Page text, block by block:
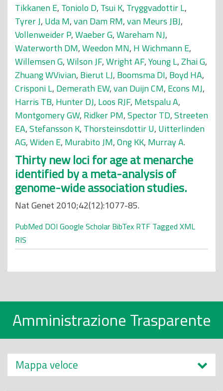
Tikkanen E, Toniolo D, Tsui K, Tryggvadottir L,
Tyrer J, Uda M,van Dam RM,van Meurs JBJ,
Vollenweider P,Waeber G,Wareham NJ,
Waterworth DM,Weedon MN, H Wichmann E,
Willemsen G,Wilson JF,Wright AF,Young L,Zhai G,
Zhuang WVivian, Bierut LJ, Boomsma DI, Boyd HA,
Crisponi L, Demerath EW,van Duijn CM, Econs MJ,
Harris TB, Hunter DJ, Loos RJF, Metspalu A,
Montgomery GW, Ridker PM,Spector TD,Streeten
EA,Stefansson K, Thorsteinsdottir U, Uitterlinden
AG,Widen E, Murabito JM,Ong KK, Murray A.
Thirty new loci for age at menarche
identified by a meta-analysis of
genome-wide association studies.
Nat Genet 2010;42(12):1077-85.
PubMed DOI Google Scholar BibTex RTF Tagged XML
RIS
Amministrazione Trasparente
Mappa veloce